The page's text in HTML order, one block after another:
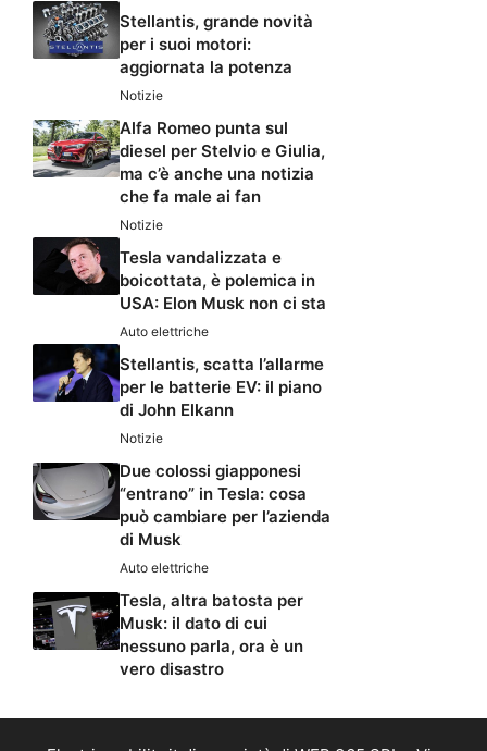
Stellantis, grande novità
per i suoi motori:
aggiornata la potenza
Notizie
Alfa Romeo punta sul
diesel per Stelvio e Giulia,
ma c’è anche una notizia
che fa male ai fan
Notizie
Tesla vandalizzata e
boicottata, è polemica in
USA: Elon Musk non ci sta
Auto elettriche
Stellantis, scatta l’allarme
per le batterie EV: il piano
di John Elkann
Notizie
Due colossi giapponesi
“entrano” in Tesla: cosa
può cambiare per l’azienda
di Musk
Auto elettriche
Tesla, altra batosta per
Musk: il dato di cui
nessuno parla, ora è un
vero disastro